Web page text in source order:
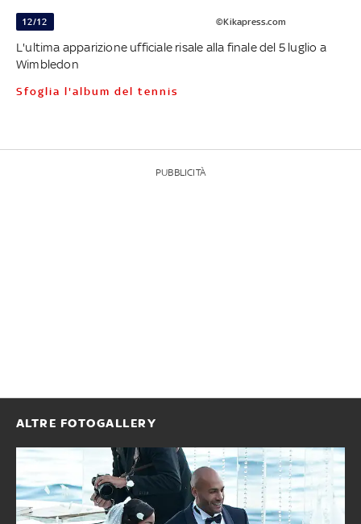
12/12 ©Kikapress.com
L'ultima apparizione ufficiale risale alla finale del 5 luglio a
Wimbledon
Sfoglia l'album del tennis
PUBBLICITÀ
ALTRE FOTOGALLERY